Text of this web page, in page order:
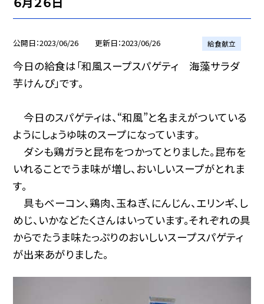
公開日 2023/06/26 更新日 2023/06/26 給食献立
今日の給食は「和風スープスパゲティ 海藻サラダ
芋けんぴ」です。
今日のスパゲティは、“和風”と名まえがついている
ようにしょうゆ味のスープになっています。
ダシも鶏ガラと昆布をつかってとりました。昆布を
いれることでうま味が増し、おいしいスープがとれま
す。
具もベーコン、鶏肉、玉ねぎ、にんじん、エリンギ、し
めじ、いかなどたくさんはいっています。それぞれの具
からでたうま味たっぷりのおいしいスープスパゲティ
が出来あがりました。